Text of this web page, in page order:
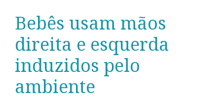
Bebês usam mãos
direita e esquerda
induzidos pelo
ambiente